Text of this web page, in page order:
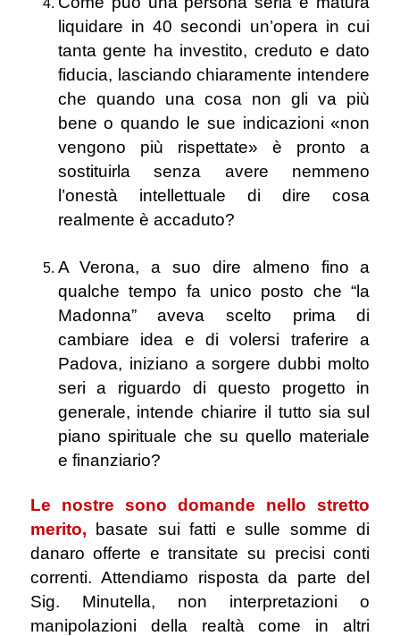
liquidare in 40 secondi un’opera in cui
tanta gente ha investito, creduto e dato
fiducia, lasciando chiaramente intendere
che quando una cosa non gli va più
bene o quando le sue indicazioni «non
vengono più rispettate» è pronto a
sostituirla senza avere nemmeno
l’onestà intellettuale di dire cosa
realmente è accaduto?
A Verona, a suo dire almeno fino a
qualche tempo fa unico posto che “la
Madonna” aveva scelto prima di
cambiare idea e di volersi traferire a
Padova, iniziano a sorgere dubbi molto
seri a riguardo di questo progetto in
generale, intende chiarire il tutto sia sul
piano spirituale che su quello materiale
e finanziario?
Le nostre sono domande nello stretto
merito,
basate sui fatti e sulle somme di
danaro offerte e transitate su precisi conti
correnti. Attendiamo risposta da parte del
Sig. Minutella, non interpretazioni o
manipolazioni della realtà come in altri